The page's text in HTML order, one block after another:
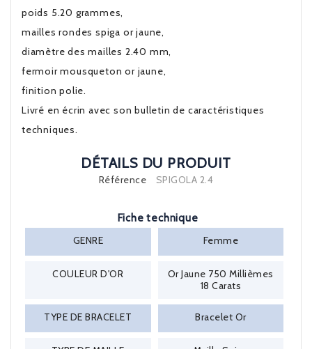
poids 5.20 grammes,
mailles rondes spiga or jaune,
diamètre des mailles 2.40 mm,
fermoir mousqueton or jaune,
finition polie.
Livré en écrin avec son bulletin de caractéristiques
techniques.
DÉTAILS DU PRODUIT
Référence SPIGOLA 2.4
Fiche technique
GENRE
Femme
COULEUR D'OR
Or Jaune 750 Millièmes
18 Carats
TYPE DE BRACELET Bracelet Or